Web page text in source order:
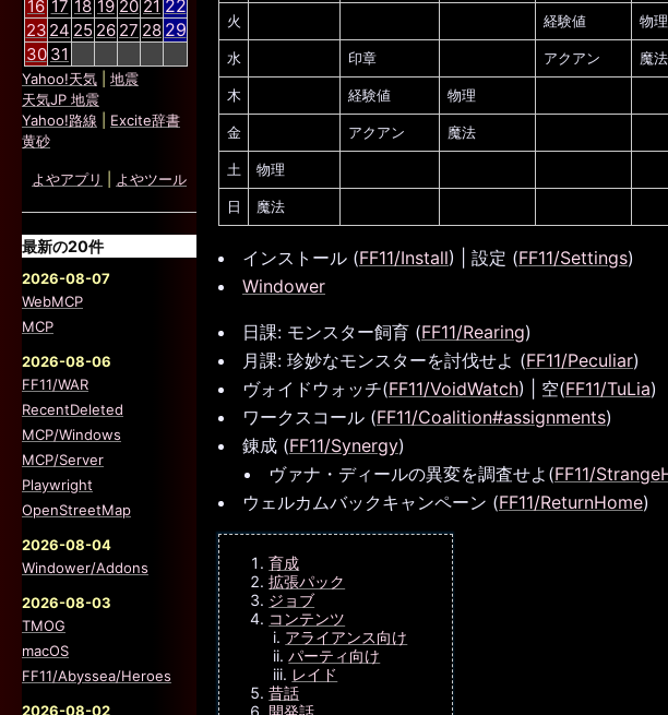
火 経験値 物理
水 印章 アクアン 魔法
木 経験値 物理
金 アクアン 魔法
土 物理
日 魔法
インストール (FF11/Install) | 設定 (FF11/Settings)
Windower
日課: モンスター飼育 (FF11/Rearing)
月課: 珍妙なモンスターを討伐せよ (FF11/Peculiar)
ヴォイドウォッチ(FF11/VoidWatch) | 空(FF11/TuLia)
ワークスコール (FF11/Coalition#assignments)
錬成 (FF11/Synergy)
ヴァナ・ディールの異変を調査せよ(FF11/
ウェルカムバックキャンペーン (FF11/ReturnHome)
育成
拡張パック
ジョブ
コンテンツ
アライアンス向け
パーティ向け
レイド
昔話
開発話
16 17 18 19 20 21 22
23 24 25 26 27 28 29
30 31
Yahoo!天気
地震
天気JP 地震
Yahoo!路線
Excite辞書
黄砂
よやアプリ よやツール
最新の20件
2026-08-07
WebMCP
MCP
2026-08-06
FF11/WAR
RecentDeleted
MCP/Windows
MCP/Server
Playwright
OpenStreetMap
2026-08-04
Windower/Addons
2026-08-03
TMOG
macOS
FF11/Abyssea/Heroes
2026-08-02